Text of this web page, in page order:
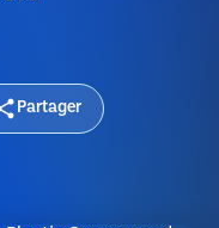
Partager